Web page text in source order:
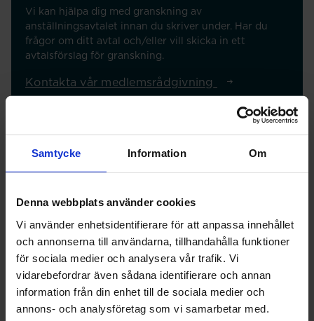
Samtycke Information Om
Denna webbplats använder cookies
Vi använder enhetsidentifierare för att anpassa innehållet
och annonserna till användarna, tillhandahålla funktioner
för sociala medier och analysera vår trafik. Vi
vidarebefordrar även sådana identifierare och annan
information från din enhet till de sociala medier och
annons- och analysföretag som vi samarbetar med.
Vi kan hjälpa dig med granskning av
anställningsavtalet innan du skriver under. Har du
frågor om ditt avtal och/eller vill skicka in ett
avtalsförslag för granskning.
Kontakta vår medlemsrådgivning
Anställningsformer
gäller tills vidare.
Avtal om tidsbegränsad anställning får enligt LAS tecknas
för allmän visstidsanställning, vikariat, säsongsarbete samt
provanställning (om prövotiden är högst sex månader).
Finns det ett kollektivavtal på arbetsplatsen kan även
andra former av tidsbegränsade anställningar förekomma.